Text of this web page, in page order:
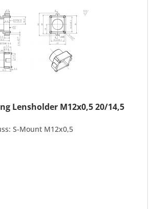
Lensholder M12x0,5 20/14,5
S-Mount M12x0,5